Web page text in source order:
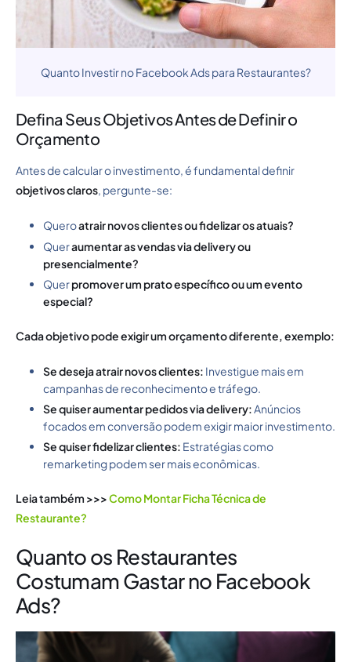
Quanto Investir no Facebook Ads para Restaurantes?
Defina Seus Objetivos Antes de Definir o
Orçamento
Antes de calcular o investimento, é fundamental definir
objetivos claros, pergunte-se:
Queroatrair novos clientes ou fidelizar os atuais?
Queraumentar as vendas via delivery ou
presencialmente?
Querpromover um prato específico ou um evento
especial?
Cada objetivo pode exigir um orçamento diferente, exemplo:
Se deseja atrair novos clientes: Investigue mais em
campanhas de reconhecimento e tráfego.
Se quiser aumentar pedidos via delivery:Anúncios
focados em conversão podem exigir maior investimento.
Se quiser fidelizar clientes: Estratégias como
remarketing podem ser mais econômicas.
Leia também >>>Como Montar Ficha Técnica de
Restaurante?
Quanto os Restaurantes
Costumam Gastar no Facebook
Ads?